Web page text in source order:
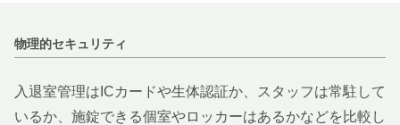
物理的セキュリティ
入退室管理はICカードや生体認証か、スタッフは常駐して
いるか、施錠できる個室やロッカーはあるかなどを比較し